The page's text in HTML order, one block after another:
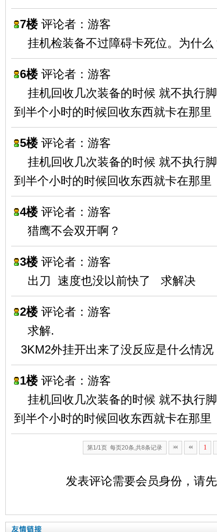
7楼评论者：游客
挂机检装备不过障碍卡死位。为什
6楼评论者：游客
挂机回收几次装备的时候 就不执
到半个小时的时候回收东西就卡在那
5楼评论者：游客
挂机回收几次装备的时候 就不执
到半个小时的时候回收东西就卡在那
4楼评论者：游客
猎鹰不会双开啊？
3楼评论者：游客
出刀 速度也没以前快了 求解决
2楼评论者：游客
求解.
3KM2外挂开出来了没反应是什么情况
1楼评论者：游客
挂机回收几次装备的时候 就不执
到半个小时的时候回收东西就卡在那
第1/1页 每页20条,共8条记录 1
发表评论需要会员身份，请